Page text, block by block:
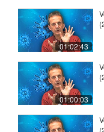
01:02:43
01:00:03